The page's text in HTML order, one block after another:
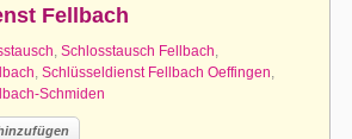
Fellbach
, Schlosstausch Fellbach,
, Schlüsseldienst Fellbach Oeffingen,
Schmiden